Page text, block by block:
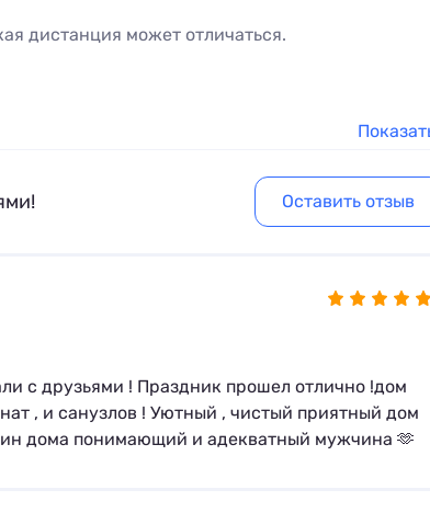
дистанция может отличаться.
Оставить отзыв
с друзьями ! Праздник прошел отлично !дом
, и санузлов ! Уютный , чистый приятный дом
дома понимающий и адекватный мужчина 🫶